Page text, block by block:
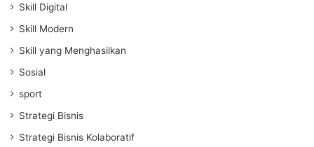
Skill Digital
Skill Modern
Skill yang Menghasilkan
Sosial
sport
Strategi Bisnis
Strategi Bisnis Kolaboratif